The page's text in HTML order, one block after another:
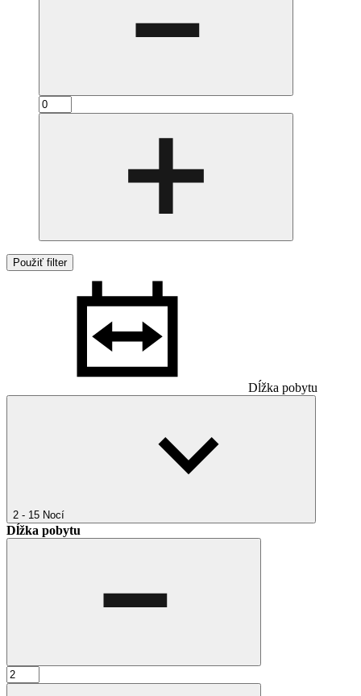
Použiť filter
Dĺžka pobytu
2 - 15 Nocí
Dĺžka pobytu